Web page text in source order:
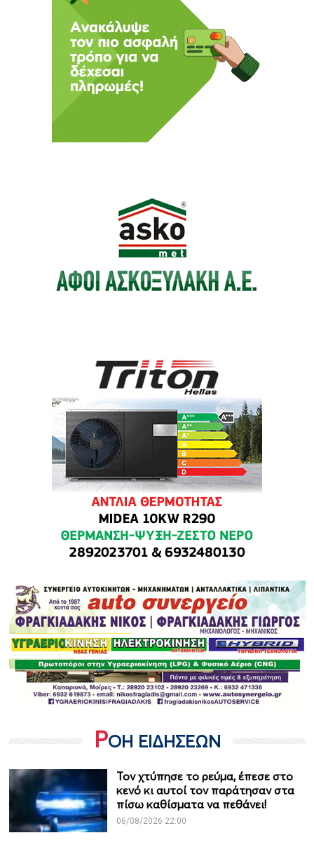
ΡΟΗ ΕΙΔΗΣΕΩΝ
Τον χτύπησε το ρεύμα, έπεσε στο
κενό κι αυτοί τον παράτησαν στα
πίσω καθίσματα να πεθάνει!
06/08/2026 22:00